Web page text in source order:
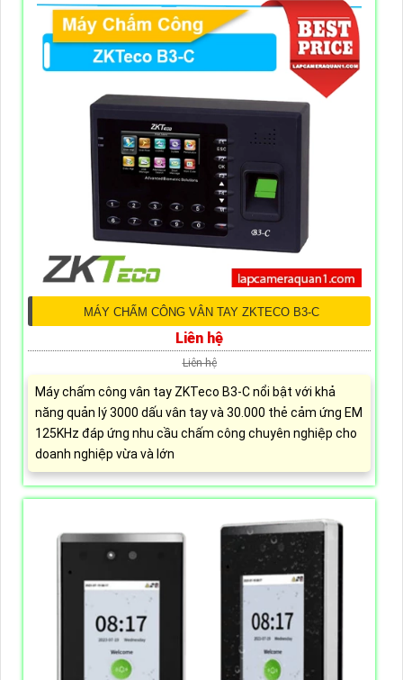
MÁY CHẤM CÔNG VÂN TAY ZKTECO B3-C
Liên hệ
Liên hệ
Máy chấm công vân tay ZKTeco B3-C nổi bật với khả
năng quản lý 3000 dấu vân tay và 30.000 thẻ cảm ứng EM
125KHz đáp ứng nhu cầu chấm công chuyên nghiệp cho
doanh nghiệp vừa và lớn